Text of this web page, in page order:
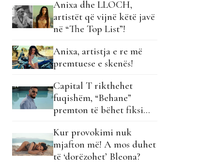
Anixa dhe LLOCH,
artistët që vijnë këtë javë
në “The Top List”!
Anixa, artistja e re më
premtuese e skenës!
Capital T rikthehet
fuqishëm, “Behane”
premton të bëhet fiksimi
Kur provokimi nuk
mjafton më! A mos duhet
të ‘dorëzohet’ Bleona?